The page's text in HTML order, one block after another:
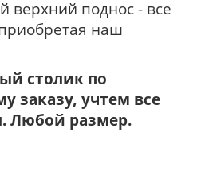
поднос - все
наш
столик по
заказу, учтем все
Любой размер.